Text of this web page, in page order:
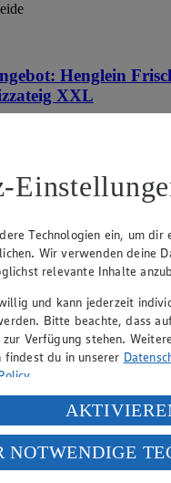
Henglein
XXL
-60% Rabatt)
Packung, (1kg = 2,02)
Technologien ein, um
Wir verwenden deine
relevante Inhalte
und kann jederzeit
Bitte beachte, dass
Verfügung stehen.
findest du in unserer
.
Daten in den
klickst, willigst du im Sinne
USA verarbeitet werden.
nicht
NOTWENDIGE